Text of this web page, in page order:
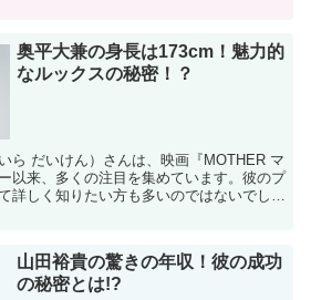
奥平大兼の身長は173cm！魅力的
なルックスの秘密！？
ら だいけん）さんは、映画『MOTHER マ
以来、多くの注目を集めています。彼のプ
詳しく知りたい方も多いのではないでしょ
山田裕貴の驚きの年収！彼の成功
の秘密とは!?